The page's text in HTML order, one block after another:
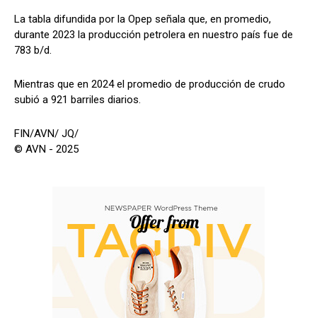
La tabla difundida por la Opep señala que, en promedio,
durante 2023 la producción petrolera en nuestro país fue de
783 b/d.
Mientras que en 2024 el promedio de producción de crudo
subió a 921 barriles diarios.
FIN/AVN/ JQ/
© AVN - 2025